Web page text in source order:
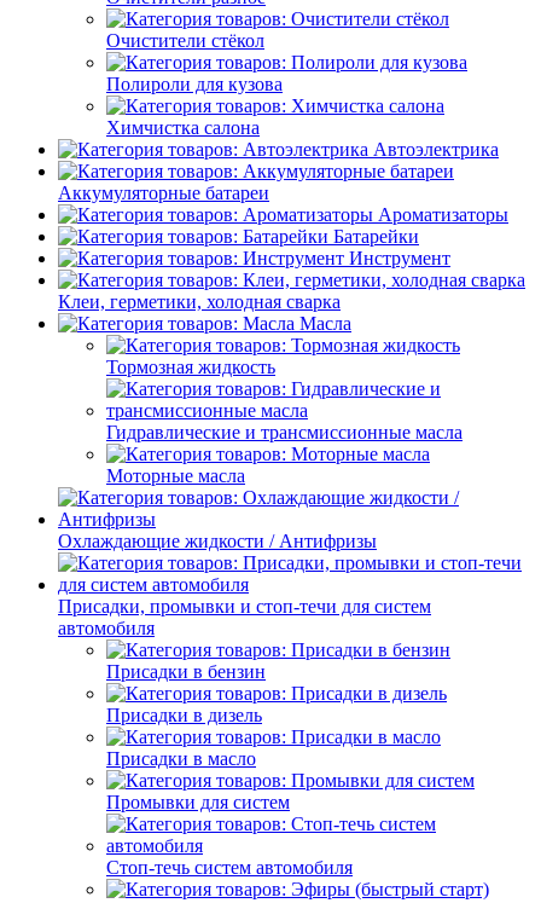
Очистители стёкол
Полироли для кузова
Химчистка салона
Автоэлектрика
Аккумуляторные батареи
Ароматизаторы
Батарейки
Инструмент
Клеи, герметики, холодная сварка
Масла
Тормозная жидкость
Гидравлические и трансмиссионные масла
Моторные масла
Охлаждающие жидкости / Антифризы
Присадки, промывки и стоп-течи для систем
автомобиля
Присадки в бензин
Присадки в дизель
Присадки в масло
Промывки для систем
Стоп-течь систем автомобиля